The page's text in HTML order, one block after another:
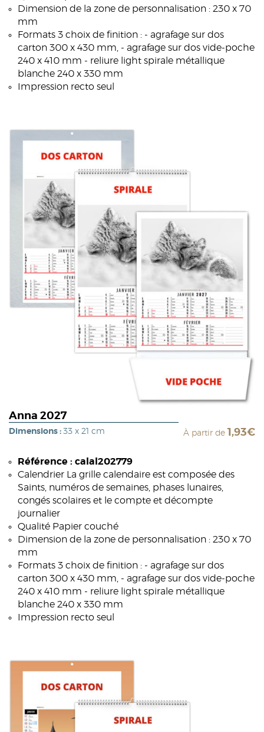
Dimension de la zone de personnalisation : 230 x 70
mm
Formats 3 choix de finition : - agrafage sur dos
carton 300 x 430 mm, - agrafage sur dos vide-poche
240 x 410 mm - reliure light spirale métallique
blanche 240 x 330 mm
Impression recto seul
Anna 2027
Dimensions : 33 x 21 cm À partir de 1,93€
Référence : calal202779
Calendrier La grille calendaire est composée des
Saints, numéros de semaines, phases lunaires,
congés scolaires et le compte et décompte
journalier
Qualité Papier couché
Dimension de la zone de personnalisation : 230 x 70
mm
Formats 3 choix de finition : - agrafage sur dos
carton 300 x 430 mm, - agrafage sur dos vide-poche
240 x 410 mm - reliure light spirale métallique
blanche 240 x 330 mm
Impression recto seul